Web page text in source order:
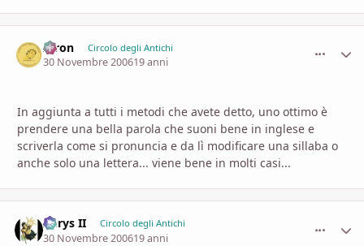
Airon Circolo degli Antichi
30 Novembre 200619 anni
In aggiunta a tutti i metodi che avete detto, uno ottimo è
prendere una bella parola che suoni bene in inglese e
scriverla come si pronuncia e da lì modificare una sillaba o
anche solo una lettera... viene bene in molti casi...
Aerys II Circolo degli Antichi
30 Novembre 200619 anni